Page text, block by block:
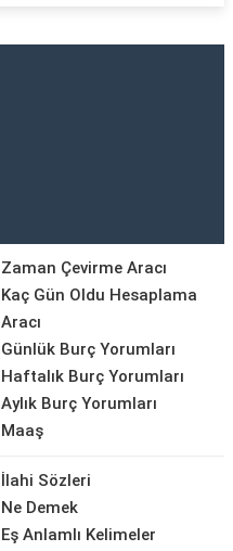
Zaman Çevirme Aracı
Kaç Gün Oldu Hesaplama
Aracı
Günlük Burç Yorumları
Haftalık Burç Yorumları
Aylık Burç Yorumları
Maaş
İlahi Sözleri
Ne Demek
Eş Anlamlı Kelimeler